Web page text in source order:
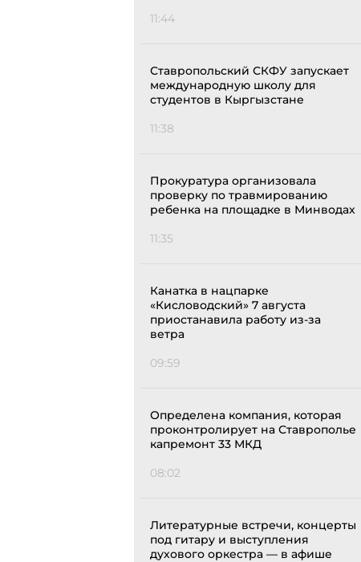
11:44
Ставропольский СКФУ запускает
международную школу для
студентов в Кыргызстане
11:38
Прокуратура организовала
проверку по травмированию
ребенка на площадке в Минводах
11:35
Канатка в нацпарке
«Кисловодский» 7 августа
приостанавила работу из-за
ветра
09:59
Определена компания, которая
проконтролирует на Ставрополье
капремонт 33 МКД
08:02
Литературные встречи, концерты
под гитару и выступления
духового оркестра — в афише